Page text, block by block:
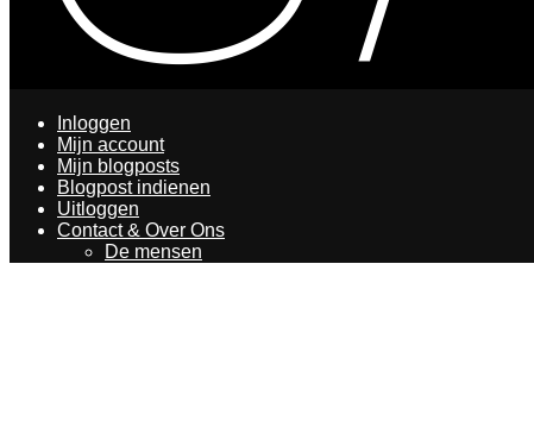
Inloggen
Mijn account
Mijn blogposts
Blogpost indienen
Uitloggen
Contact & Over Ons
De mensen